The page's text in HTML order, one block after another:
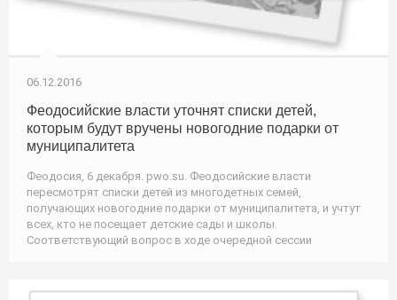
06.12.2016
Феодосийские власти уточнят списки детей,
которым будут вручены новогодние подарки от
муниципалитета
Феодосия, 6 декабря. pwo.su. Феодосийские власти
пересмотрят списки детей из многодетных семей,
получающих новогодние подарки от муниципалитета, и учтут
всех, кто не посещает детские сады и школы.
Соответствующий вопрос в ходе очередной сессии